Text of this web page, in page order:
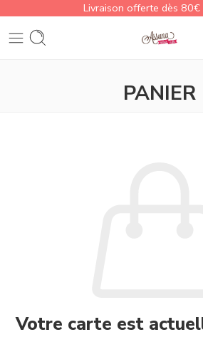
Livraison offerte dès 80€
PANIER
Votre carte est